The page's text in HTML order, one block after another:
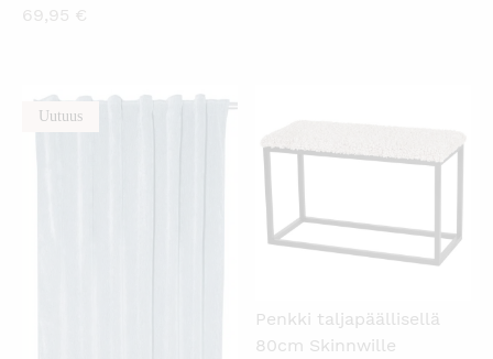
69,95 €
UutuusKATSO PIKANÄKYMÄ
Penkki taljapäällisellä
80cm Skinnwille